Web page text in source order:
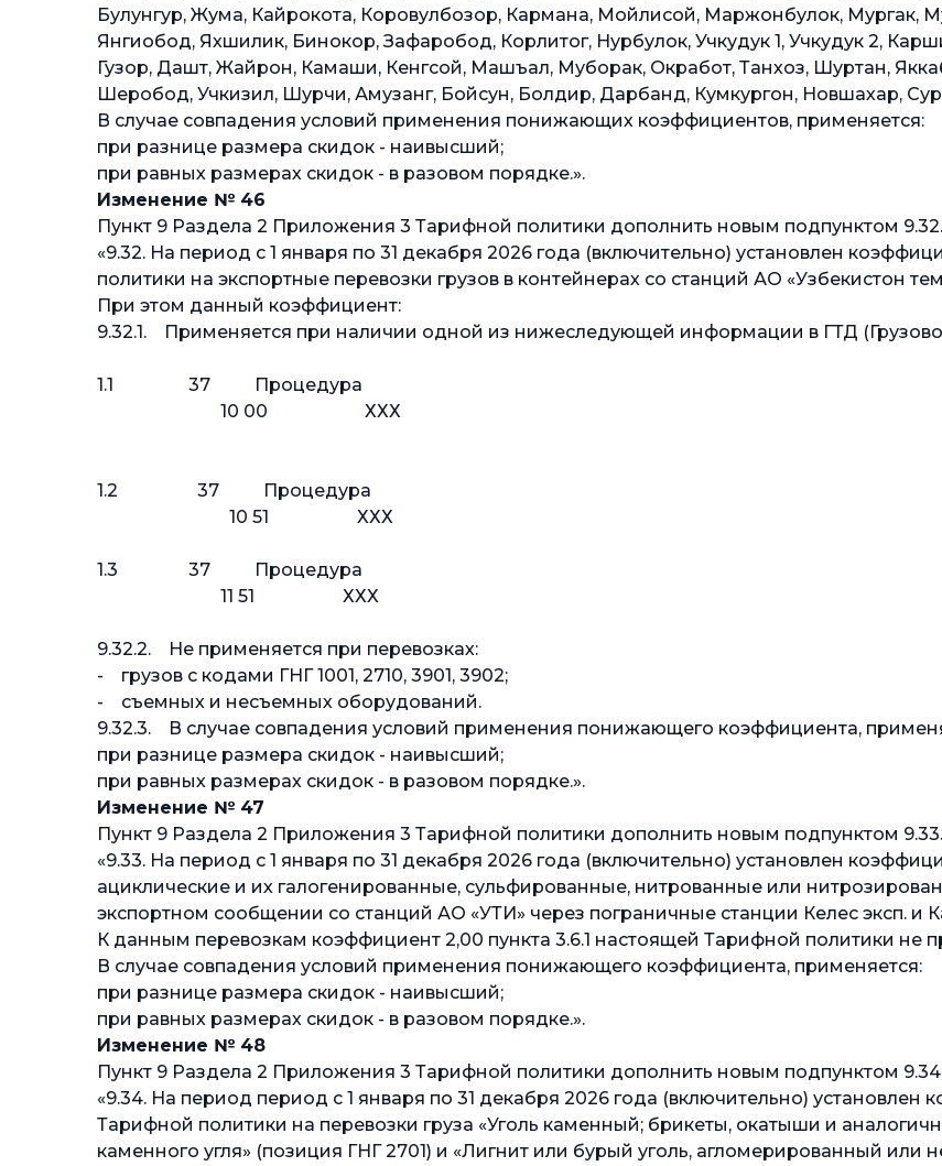
Булунгур, Жума, Кайрокота, Коровулбозор, Кармана, Мойлисой, Маржонбулок, Мургак,
Янгиобод, Яхшилик, Бинокор, Зафаробод, Корлитог, Нурбулок, Учкудук 1, Учкудук 2,
Гузор, Дашт, Жайрон, Камаши, Кенгсой, Машъал, Муборак, Окработ, Танхоз, Шуртан,
Шеробод, Учкизил, Шурчи, Амузанг, Бойсун, Болдир, Дарбанд, Кумкургон, Новшахар,
В случае совпадения условий применения понижающих коэффициентов, применяется:
при разнице размера скидок - наивысший;
при равных размерах скидок - в разовом порядке.».
Изменение № 46
Пункт 9 Раздела 2 Приложения 3 Тарифной политики дополнить новым подпунктом
«9.32. На период с 1 января по 31 декабря 2026 года (включительно) установлен
политики на экспортные перевозки грузов в контейнерах со станций АО «Узбекистон
При этом данный коэффициент:
9.32.1. Применяется при наличии одной из нижеследующей информации в ГТД
1.1 37 Процедура
10 00 ХХХ
1.2 37 Процедура
10 51 ХХХ
1.3 37 Процедура
11 51 ХХХ
9.32.2. Не применяется при перевозках:
- грузов с кодами ГНГ 1001, 2710, 3901, 3902;
- съемных и несъемных оборудований.
9.32.3. В случае совпадения условий применения понижающего коэффициента,
при разнице размера скидок - наивысший;
при равных размерах скидок - в разовом порядке.».
Изменение № 47
Пункт 9 Раздела 2 Приложения 3 Тарифной политики дополнить новым подпунктом
«9.33. На период с 1 января по 31 декабря 2026 года (включительно) установлен
ациклические и их галогенированные, сульфированные, нитрованные или
экспортном сообщении со станций АО «УТИ» через пограничные станции Келес эксп. и
К данным перевозкам коэффициент 2,00 пункта 3.6.1 настоящей Тарифной политики не
В случае совпадения условий применения понижающего коэффициента, применяется:
при разнице размера скидок - наивысший;
при равных размерах скидок - в разовом порядке.».
Изменение № 48
Пункт 9 Раздела 2 Приложения 3 Тарифной политики дополнить новым подпунктом
«9.34. На период период с 1 января по 31 декабря 2026 года (включительно) установлен
Тарифной политики на перевозки груза «Уголь каменный; брикеты, окатыши и
каменного угля» (позиция ГНГ 2701) и «Лигнит или бурый уголь, агломерированный или